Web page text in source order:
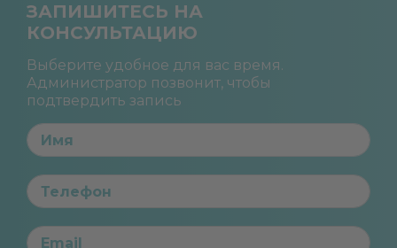
ЗАПИШИТЕСЬ НА
КОНСУЛЬТАЦИЮ
Выберите удобное для вас время.
Администратор позвонит, чтобы
подтвердить запись